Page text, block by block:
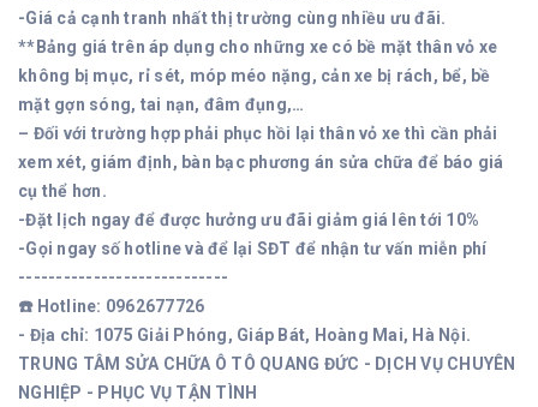
-Giá cả cạnh tranh nhất thị trường cùng nhiều ưu đãi.
**Bảng giá trên áp dụng cho những xe có bề mặt thân vỏ xe
không bị mục, rỉ sét, móp méo nặng, cản xe bị rách, bể, bề
mặt gợn sóng, tai nạn, đâm đụng,…
– Đối với trường hợp phải phục hồi lại thân vỏ xe thì cần phải
xem xét, giám định, bàn bạc phương án sửa chữa để báo giá
cụ thể hơn.
-Đặt lịch ngay để được hưởng ưu đãi giảm giá lên tới 10%
-Gọi ngay số hotline và để lại SĐT để nhận tư vấn miễn phí
----------------------------
☎️ Hotline: 0962677726
- Địa chỉ: 1075 Giải Phóng, Giáp Bát, Hoàng Mai, Hà Nội.
TRUNG TÂM SỬA CHỮA Ô TÔ QUANG ĐỨC - DỊCH VỤ CHUYÊN
NGHIỆP - PHỤC VỤ TẬN TÌNH